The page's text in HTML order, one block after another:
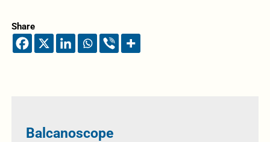
Share
Balcanoscope